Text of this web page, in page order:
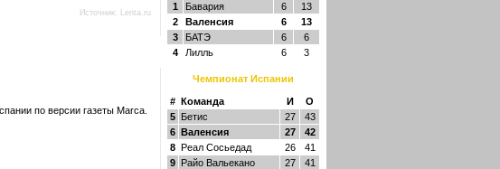
Источник: Lenta.ru
по версии газеты Marca.
1
Бавария 6
13
2
Валенсия 6
13
3
БАТЭ 6
6
4
Лилль 6 3
Чемпионат Испании
# Команда И
О
5 Бетис 27
43
6 Валенсия 27
42
8 Реал Сосьедад 26
41
9 Райо Вальекано 27 41